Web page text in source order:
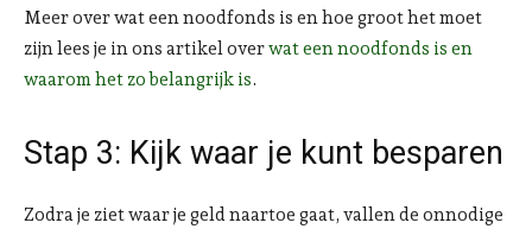
Meer over wat een noodfonds is en hoe groot het moet
zijn lees je in ons artikel overwat een noodfonds is en
waarom het zo belangrijk is.
Stap 3: Kijk waar je kunt besparen
Zodra je ziet waar je geld naartoe gaat, vallen de onnodige